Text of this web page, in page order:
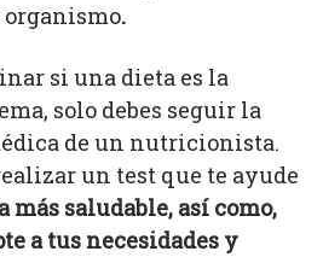
.
si una dieta es la
solo debes seguir la
de un nutricionista.
un test que te ayude
más saludable, así como,
a tus necesidades y